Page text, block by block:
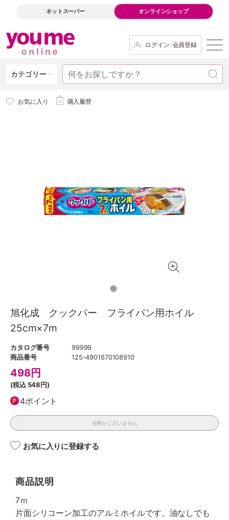
ネットスーパー オンラインショップ
ログイン･会員登録
カテゴリー
お気に入り 購入履歴
旭化成 クックパー フライパン用ホイル
25cm×7m
カタログ番号
99999
商品番号
125-4901670108910
498円
(税込 548円)
4ポイント
在庫がございません
お気に入りに登録する
商品説明
7ｍ
片面シリコーン加工のアルミホイルです。油なしでも